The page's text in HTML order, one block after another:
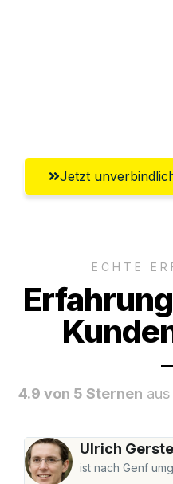
Jetzt
ECHTE
4.9 von 5 Sternen
Ulrich Gerste
ist nach Genf